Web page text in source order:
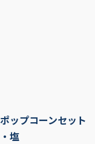
ポップコーンセット
・塩